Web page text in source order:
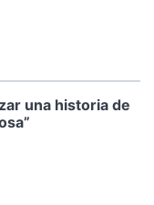
una historia de